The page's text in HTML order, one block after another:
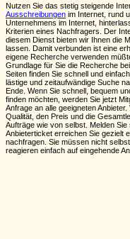
Nutzen Sie das stetig steigende
Ausschreibungen im Internet, rund
Unternehmens im Internet,
Kriterien eines Nachfragers. Der
diesem Dienst bieten wir Ihnen die
lassen. Damit verbunden ist eine
eigene Recherche verwenden
Grundlage für Sie die Recherche
Seiten finden Sie schnell und
lästige und zeitaufwändige Suche
Ende. Wenn Sie schnell, bequem
finden möchten, werden Sie jetzt
Anfrage an alle geeigneten
Qualität, den Preis und die
Aufträge wie von selbst. Melden
Anbieterticket erreichen Sie gezielt
nachfragen. Sie müssen nicht
reagieren einfach auf eingehende